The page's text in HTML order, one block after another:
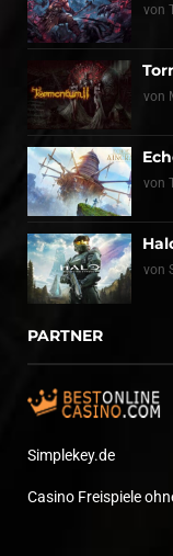
von
von
von
von
PARTNER
Simplekey.de
Casino Freispiele